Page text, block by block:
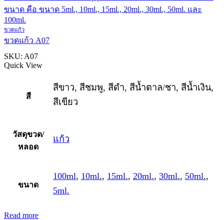
ขวดแก้ว
ขวดแก้ว A07
SKU: A07
Quick View
สี
สีขาว, สีชมพู, สีดำ, สีน้ำตาล/ชา, สีน้ำเงิน,
สีเขียว
วัสดุขวด/
หลอด
แก้ว
ขนาด
100ml, 10ml., 15ml., 20ml., 30ml., 50ml.,
5ml.
Read more